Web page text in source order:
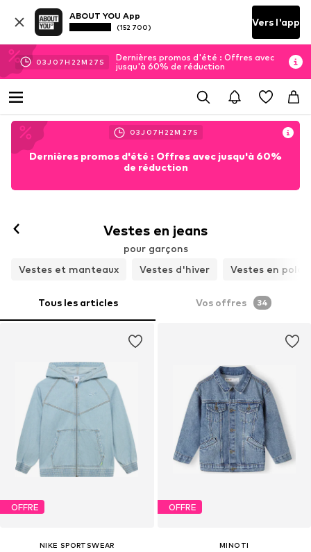
ABOUT YOU App
(152 700) Vers l'app
03J 07H 22M 26 S
Dernières promos d'été : Offres avec
jusqu'à 60% de réduction
03J 07H 22M 26 S
Dernières promos d'été : Offres avec jusqu'à 60%
de réduction
Vestes en jeans
pour garçons
Vestes et manteaux
Vestes d'hiver Vestes en
Tous les articles Vos offres 34
OFFRE
NIKE SPORTSWEAR
OFFRE
MINOTI